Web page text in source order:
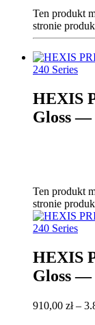
Ten produkt
stronie
HEXIS
Gloss —
Ten produkt
stronie
HEXIS
Gloss —
910,00 zł–